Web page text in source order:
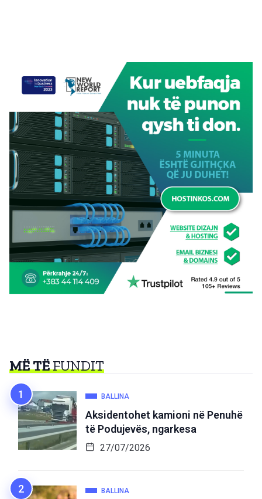
MË TËFUNDIT
BALLINA
Aksidentohet kamioni në Penuhë
të Podujevës, ngarkesa
27/07/2026
BALLINA